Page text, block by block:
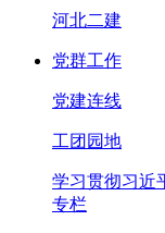
河北二建
党群工作
党建连线
工团园地
学习贯彻习近
专栏